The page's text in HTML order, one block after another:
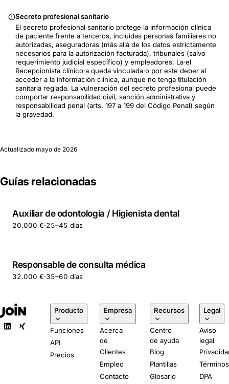
Secreto profesional sanitario
El secreto profesional sanitario protege la información clínica
de paciente frente a terceros, incluidas personas familiares no
autorizadas, aseguradoras (más allá de los datos estrictamente
necesarios para la autorización facturada), tribunales (salvo
requerimiento judicial específico) y empleadores. La·el
Recepcionista clínico·a queda vinculada·o por este deber al
acceder a la información clínica, aunque no tenga titulación
sanitaria reglada. La vulneración del secreto profesional puede
comportar responsabilidad civil, sanción administrativa y
responsabilidad penal (arts. 197 a 199 del Código Penal) según
la gravedad.
Actualizado mayo de 2026
Guías relacionadas
Auxiliar de odontología / Higienista dental
20.000 €·25–45 días
Responsable de consulta médica
32.000 €·35–60 días
Producto
Funciones
API
Precios
Empresa
Acerca
de
Clientes
Empleo
Contacto
Recursos
Centro
de ayuda
Blog
Plantillas
Glosario
Legal
Aviso
legal
Términos
DPA